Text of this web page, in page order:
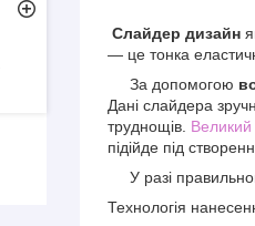
Слайдер дизайн
— це тонка
За допомогою
Дані слайдера
труднощів. Великий
підійде під
У разі
Технологія